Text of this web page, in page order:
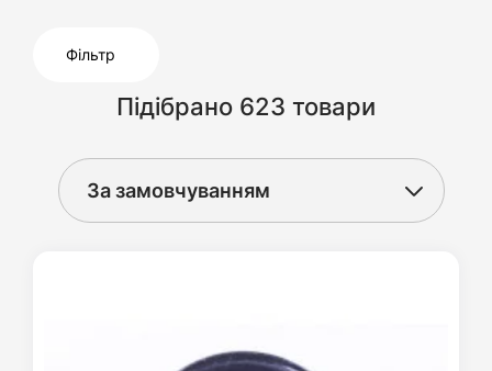
Фільтр
Підібрано 623 товари